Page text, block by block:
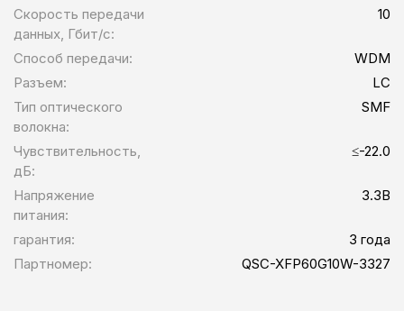
Скорость передачи
данных, Гбит/c:
10
Способ передачи:
WDM
Разъем:
LC
Тип оптического
волокна:
SMF
Чувствительность,
дБ:
≤-22.0
Напряжение
питания:
3.3В
гарантия:
3 года
Партномер:
QSC-XFP60G10W-3327